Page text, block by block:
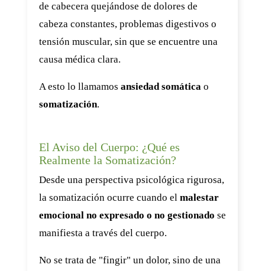
de cabecera quejándose de dolores de
cabeza constantes, problemas digestivos o
tensión muscular, sin que se encuentre una
causa médica clara.
A esto lo llamamos ansiedad somática o
somatización.
El Aviso del Cuerpo: ¿Qué es
Realmente la Somatización?
Desde una perspectiva psicológica rigurosa,
la somatización ocurre cuando el malestar
emocional no expresado o no gestionado se
manifiesta a través del cuerpo.
No se trata de "fingir" un dolor, sino de una